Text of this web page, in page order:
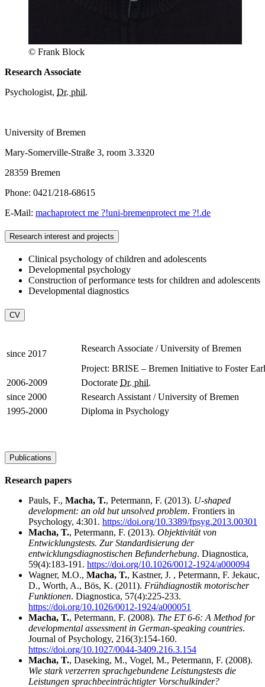
© Frank Block
Research Associate
Psychologist, Dr. phil.
University of Bremen
Mary-Somerville-Straße 3, room 3.3320
28359 Bremen
Phone: 0421/218-68615
E-Mail: machaprotect me ?!uni-bremenprotect me ?!.de
Research interest and projects
Clinical psychology of children and adolescents
Developmental psychology
Construction of performance tests for children and adolescents
Developmental diagnostics
CV
since 2017
Research Associate / University of Bremen
Project: BRISE – Bremen Initiative to Foster
2006-2009
Doctorate Dr. phil.
since 2000
Research Assistant / University of Bremen
1995-2000
Diploma in Psychology
Publications
Research papers
Pauls, F., Macha, T., Petermann, F. (2013). U-shaped
development: an old but unsolved problem. Frontiers in
Psychology, 4:301. https://doi.org/10.3389/fpsyg.2013.00301
Macha, T., Petermann, F. (2013). Objektivität von
Entwicklungstests. Zur Standardisierung der
entwicklungsdiagnostischen Befunderhebung. Diagnostica,
59(4):183-191. https://doi.org/10.1026/0012-1924/a000094
Wagner, M.O., Macha, T., Kastner, J. , Petermann, F. Jekauc,
D., Worth, A., Bös, K. (2011). Frühdiagnostik motorischer
Funktionen. Diagnostica, 57(4):225-233.
https://doi.org/10.1026/0012-1924/a000051
Macha, T., Petermann, F. (2008). The ET 6-6: A Method for
developmental assessment in German-speaking countries.
Journal of Psychology, 216(3):154-160.
https://doi.org/10.1027/0044-3409.216.3.154
Macha, T., Daseking, M., Vogel, M., Petermann, F. (2008).
Wie stark verzerren sprachgebundene Leistungstests die
Leistungen sprachbeeinträchtigter Vorschulkinder?